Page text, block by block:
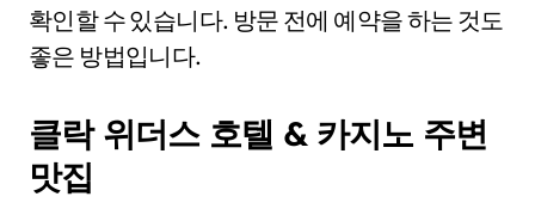
확인할 수 있습니다. 방문 전에 예약을 하는 것도
좋은 방법입니다.
클락 위더스 호텔 & 카지노 주변
맛집